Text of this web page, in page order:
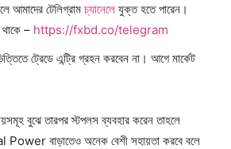
আমাদের টেলিগ্রামচ্যানেল ে যুক্ত হতে পারেন।
থাকে – https://fxbd.co/telegram
ট্রেডে এন্ট্রি গ্রহন করবেন না। আগে মার্কেট
বুঝে তারপর স্টপলস ব্যবহার করেন তাহলে
Power বাড়াতেও অনেক বেশী সহায়তা করবে বলে